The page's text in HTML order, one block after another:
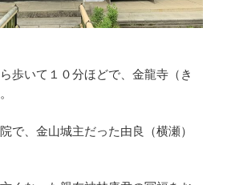
歩いて１０分ほどで、金龍寺（き
で、金山城主だった由良（横瀬）